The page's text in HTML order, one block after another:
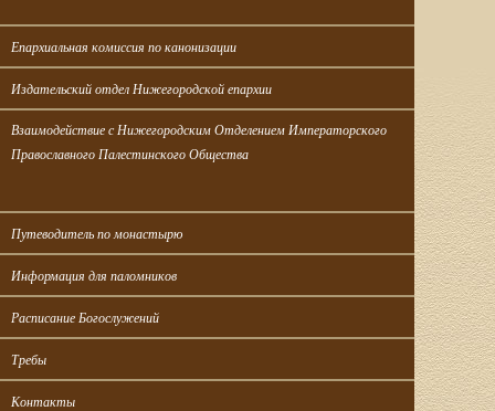
Епархиальная комиссия по канонизации
Издательский отдел Нижегородской епархии
Взаимодействие с Нижегородским Отделением Императорского
Православного Палестинского Общества
Путеводитель по монастырю
Информация для паломников
Расписание Богослужений
Требы
Контакты